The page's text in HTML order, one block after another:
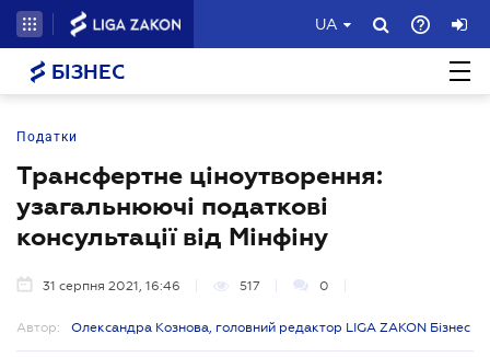
UA
БІЗНЕС
Податки
Трансфертне ціноутворення:
узагальнюючі податкові
консультації від Мінфіну
31 серпня 2021, 16:46 517 0
Автор: Олександра Кознова, головний редактор LIGA ZAKON Бізнес